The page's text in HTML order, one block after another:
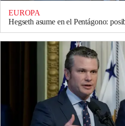
EUROPA
Hegseth asume en el Pentágono: